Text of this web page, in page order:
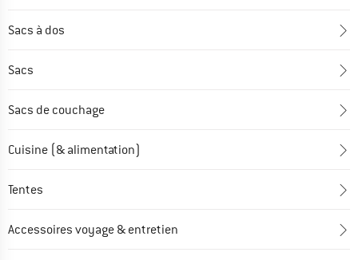
Sacs à dos
Sacs
Sacs de couchage
Cuisine (& alimentation)
Tentes
Accessoires voyage & entretien